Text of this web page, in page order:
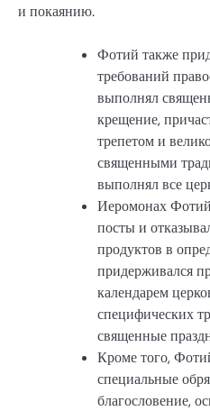
и покаянию.
Фотий также
требований
выполнял
крещение,
трепетом и
священными
выполнял все
Иеромонах
посты и
продуктов в
придерживался
календарем
специфических
священные
Кроме того,
специальные
благословение,